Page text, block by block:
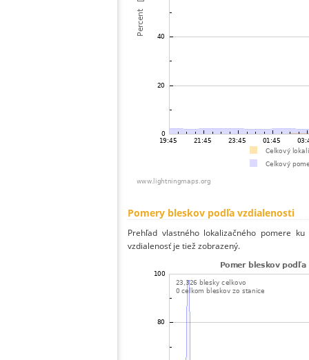
Pomery bleskov podľa vzdialenosti
Prehľad vlastného lokalizačného pomere
vzdialenosť je tiež zobrazený.